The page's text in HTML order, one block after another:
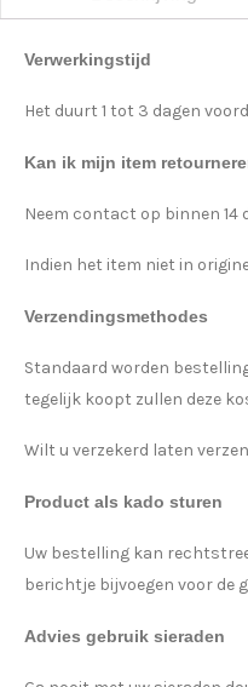
Verwerkingstijd
Het duurt 1 tot 3 dagen
Kan ik mijn item
Neem contact op binnen
Indien het item niet in
Verzendingsmethodes
Standaard worden
tegelijk koopt zullen deze
Wilt u verzekerd laten
Product als kado sturen
Uw bestelling kan
berichtje bijvoegen voor de
Advies gebruik sieraden